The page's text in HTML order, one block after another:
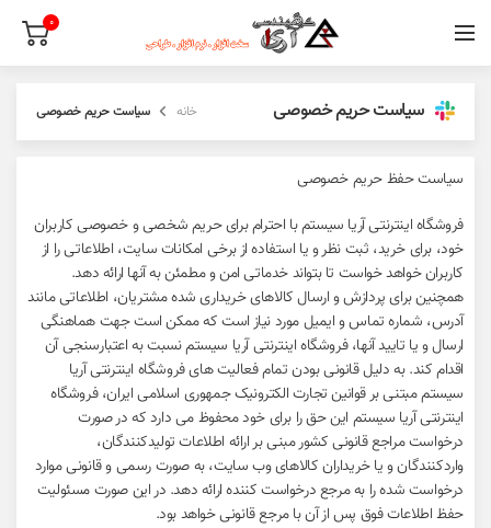
0
سیاست حریم خصوصی خانه سیاست حریم خصوصی
سیاست حفظ حریم خصوصی
فروشگاه اینترنتی آریا سیستم با احترام برای حریم شخصی و خصوصی کاربران
خود، برای خرید، ثبت نظر و یا استفاده از برخی امکانات سایت، اطلاعاتی را از
کاربران خواهد خواست تا بتواند خدماتی امن و مطمئن به آنها ارائه دهد.
همچنین برای پردازش و ارسال کالاهای خریداری شده مشتریان، اطلاعاتی مانند
آدرس، شماره تماس و ایمیل مورد نیاز است که ممکن است جهت هماهنگی
ارسال و یا تایید آنها، فروشگاه اینترنتی آریا سیستم نسبت به اعتبارسنجی آن
اقدام کند. به دلیل قانونی بودن تمام فعالیت های فروشگاه اینترنتی آریا
سیستم مبتنی بر قوانین تجارت الکترونیک جمهوری اسلامی ایران، فروشگاه
اینترنتی آریا سیستم این حق را برای خود محفوظ می دارد که در صورت
درخواست مراجع قانونی کشور مبنی بر ارائه اطلاعات تولیدکنندگان،
واردکنندگان و یا خریداران کالاهای وب سایت، به صورت رسمی و قانونی موارد
درخواست شده را به مرجع درخواست کننده ارائه دهد. در این صورت مسئولیت
حفظ اطلاعات فوق پس از آن با مرجع قانونی خواهد بود.